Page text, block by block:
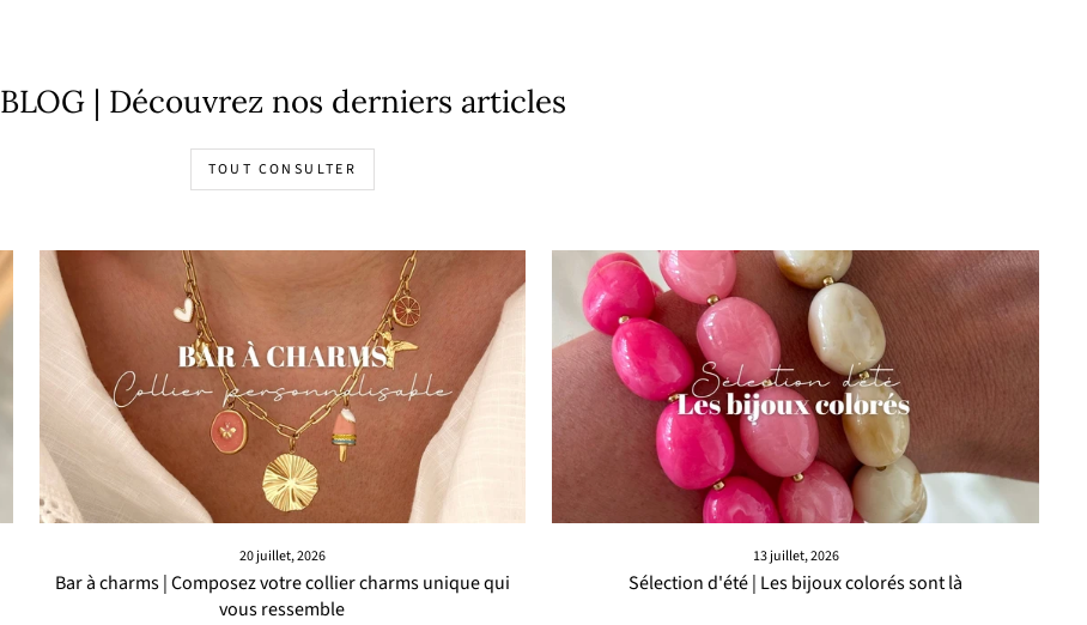
BLOG | Découvrez nos derniers articles
TOUT CONSULTER
20 juillet, 2026
Bar à charms | Composez votre collier charms unique qui
vous ressemble
13 juillet, 2026
Sélection d'été | Les bijoux colorés sont là